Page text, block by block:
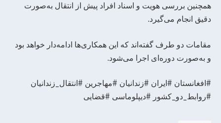
همچنین بررسی هویت و اسناد افراد پیش از انتقال به‌صورت
دقیق انجام می‌گیرد.
مقامات دو طرف گفته‌اند که این همکاری‌ها ادامه‌دار خواهد بود
و به‌صورت دوره‌ای اجرا می‌شود.
#افغانستان #ایران #زندانیان #مهاجرین #انتقال_زندانیان
#روابط_دو_کشور #دیپلوماسی #قضایی